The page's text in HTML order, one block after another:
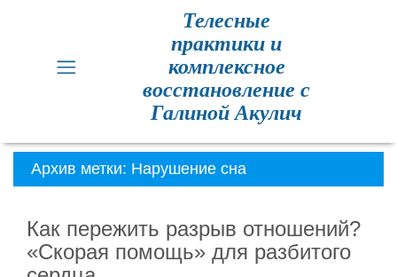
Практики
для
здоровья
Метод
Резет
Телесные
практики и
комплексное
восстановление с
Галиной Акулич
Архив метки: Нарушение сна
Как пережить разрыв отношений?
«Скорая помощь» для разбитого